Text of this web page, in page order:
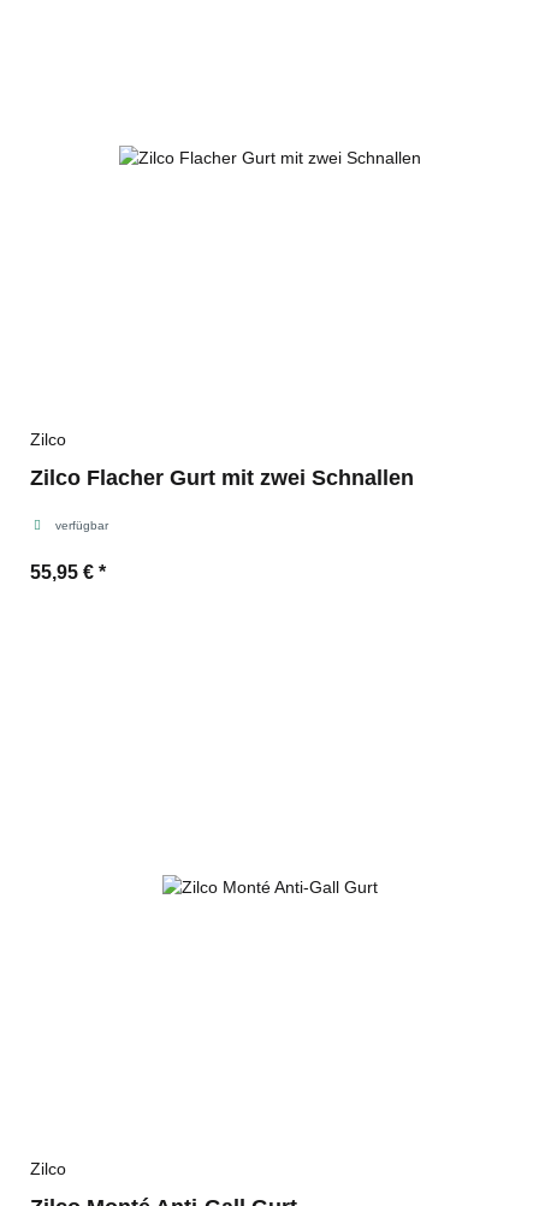
Zilco
Zilco Flacher Gurt mit zwei Schnallen
verfügbar
55,95 € *
Zilco